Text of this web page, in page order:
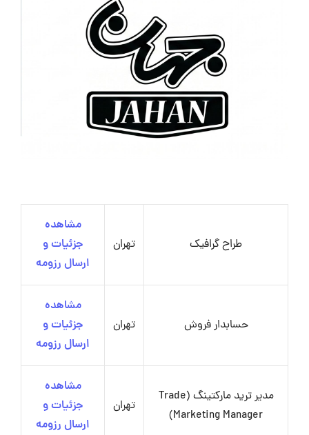
طراح گرافیک تهران
مشاهده
جزئیات و
ارسال رزومه
حسابدار فروش تهران
مشاهده
جزئیات و
ارسال رزومه
مدیر ترید مارکتینگ (Trade
Marketing Manager)
تهران
مشاهده
جزئیات و
ارسال رزومه